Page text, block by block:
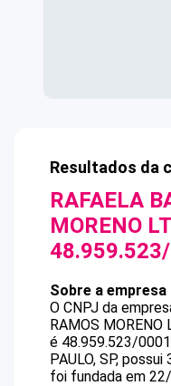
Resultados da
RAFAELA
MORENO
Sobre a empresa
O CNPJ da
RAMOS MORENO
é 48.959.523/
PAULO, SP,
foi fundada em